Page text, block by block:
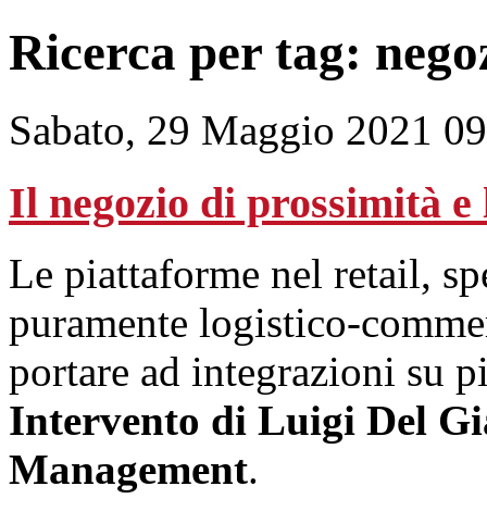
Ricerca per tag:
Sabato, 29 Maggio 2021
Il negozio di prossimità e
Le piattaforme nel retail,
puramente logistico-
portare ad integrazioni su
Intervento di Luigi Del
Management.